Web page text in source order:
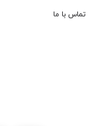
تماس با ما